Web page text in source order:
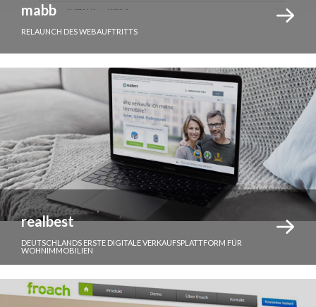
mabb
RELAUNCH DES WEBAUFTRITTS
realbest
DEUTSCHLANDS ERSTE DIGITALE VERKAUFSPLATTFORM FÜR
WOHNIMMOBILIEN